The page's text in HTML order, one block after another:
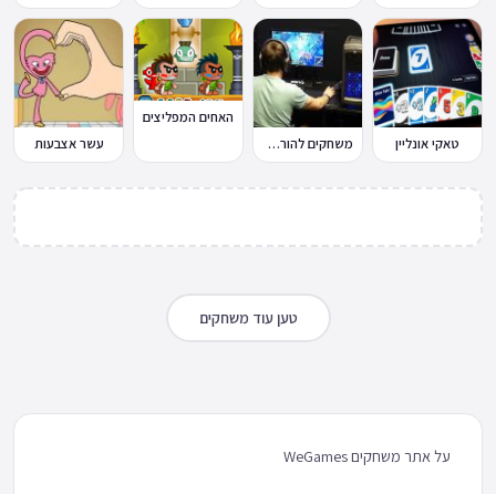
טאקי אונליין משחקים להורדה למחשב
האחים המפליצים
עשר אצבעות
טען עוד משחקים
על אתר משחקים WeGames